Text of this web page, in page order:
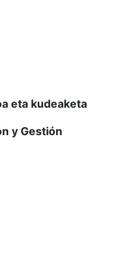
eta kudeaketa
y Gestión